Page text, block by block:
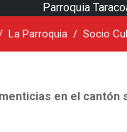
Parroquia
La Parroquia Socio
en el cantón